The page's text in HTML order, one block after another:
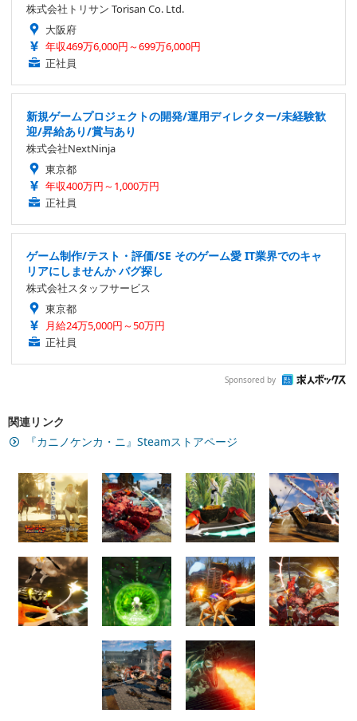
株式会社トリサン Torisan Co. Ltd.
大阪府
年収469万6,000円～699万6,000円
正社員
新規ゲームプロジェクトの開発/運用ディレクター/未経験歓
迎/昇給あり/賞与あり
株式会社NextNinja
東京都
年収400万円～1,000万円
正社員
ゲーム制作/テスト・評価/SE そのゲーム愛 IT業界でのキャ
リアにしませんか バグ探し
株式会社スタッフサービス
東京都
月給24万5,000円～50万円
正社員
Sponsored by
関連リンク
『カニノケンカ・ニ』Steamストアページ